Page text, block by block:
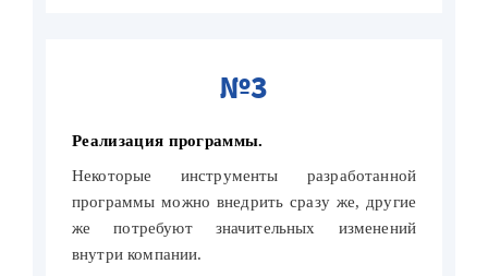
№3
Реализация программы.
Некоторые инструменты разработанной
программы можно внедрить сразу же, другие
же потребуют значительных изменений
внутри компании.